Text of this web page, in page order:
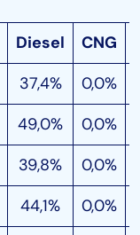
Diesel CNG
37,4%
0,0%
49,0%
0,0%
39,8%
0,0%
44,1%
0,0%